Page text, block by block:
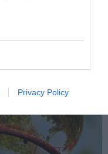
Privacy Policy